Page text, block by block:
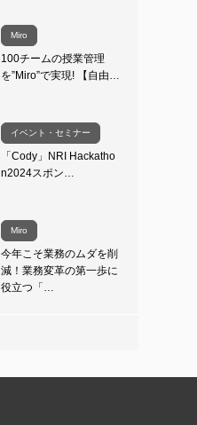
Miro
100チームの授業管理
を”Miro”で実現! 【自由…
イベント・セミナー
「Cody」NRI Hackatho
n2024スポン…
Miro
今年こそ業務のムダを削
減！業務変革の第一歩に
役立つ「…